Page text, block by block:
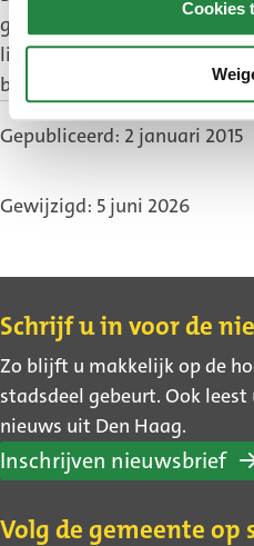
Cookies
gelden voor het bellen naar
ligt aan uw abonnement of
binnen of buiten uw
Gepubliceerd: 2 januari 2015
Gewijzigd: 5 juni 2026
Contact
Schrijf u in voor de
Zo blijft u makkelijk op de
stadsdeel gebeurt. Ook
nieuws uit Den Haag.
Inschrijven nieuwsbrief
Volg de gemeente op